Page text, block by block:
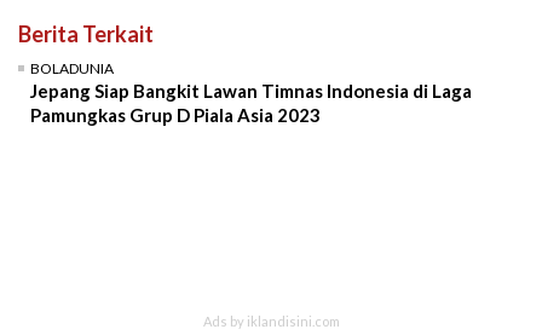
Berita Terkait
BOLADUNIA
Jepang Siap Bangkit Lawan Timnas Indonesia di Laga
Pamungkas Grup D Piala Asia 2023